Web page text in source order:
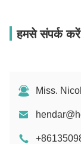
हमसे संपर्क करें
Miss.